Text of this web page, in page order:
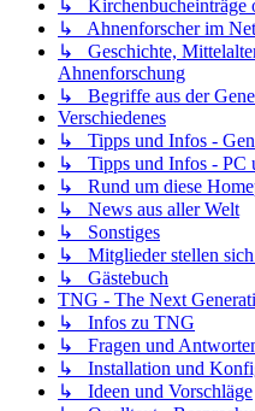
↳ Kirchenbucheinträge
↳ Ahnenforscher im
↳ Geschichte,
Ahnenforschung
↳ Begriffe aus der
Verschiedenes
↳ Tipps und Infos -
↳ Tipps und Infos - PC
↳ Rund um diese
↳ News aus aller Welt
↳ Sonstiges
↳ Mitglieder stellen
↳ Gästebuch
TNG - The Next
↳ Infos zu TNG
↳ Fragen und
↳ Installation und
↳ Ideen und Vorschläge